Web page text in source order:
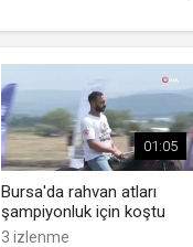
01:05
Bursa'da rahvan atları
şampiyonluk için koştu
3 izlenme